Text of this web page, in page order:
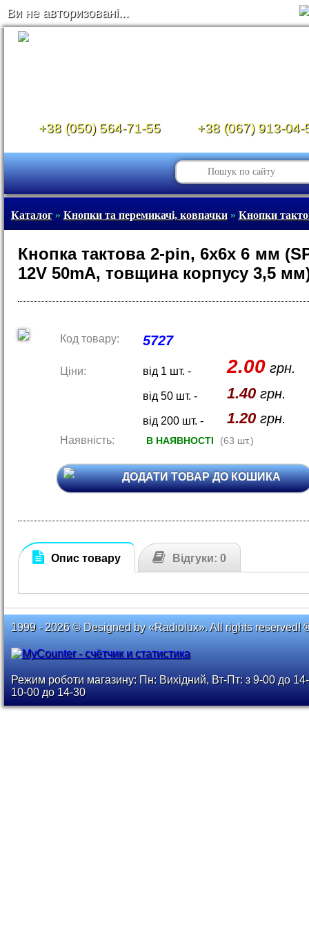
Ви не авторизовані...
+38 (050) 564-71-55 +38 (067) 913-04-
Каталог» Кнопки та перемикачі, ковпачки» Кнопки
Кнопка тактова 2-pin, 6x6x 6 мм
12V 50mA, товщина корпусу 3,5
Код товару: 5727
Ціни: від 1 шт. - 2.00грн.
від 50 шт. - 1.40грн.
від 200 шт. - 1.20грн.
Наявність: В НАЯВНОСТІ (63 шт.)
ДОДАТИ ТОВАР ДО КОШИКА
Опис товару Відгуки: 0
1999 - 2026 © Designed by «Radiolux». All rights reserved!
Режим роботи магазину: Пн: Вихідний, Вт-Пт: з 9-00 до
10-00 до 14-30